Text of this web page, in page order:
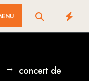
concert de